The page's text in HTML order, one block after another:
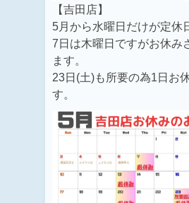
【吉田店】
5月から水曜日だけが定休
7日は木曜日ですがお休み
ます。
23日(土)も所要の為1日お
す。